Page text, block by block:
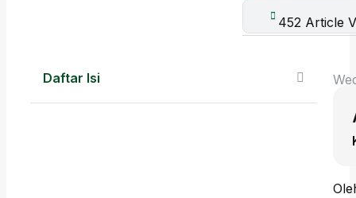
452 Article
Daftar Isi